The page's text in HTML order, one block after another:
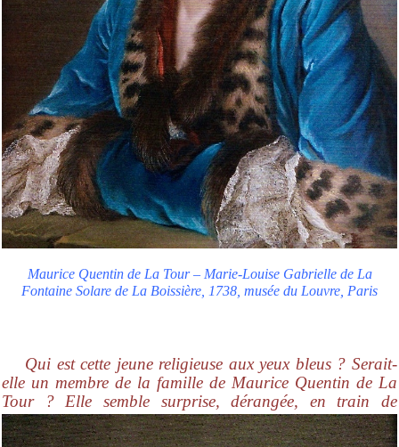
Maurice Quentin de La Tour – Marie-Louise Gabrielle de La
Fontaine Solare de La Boissière, 1738, musée du Louvre, Paris
Qui est cette jeune religieuse aux yeux bleus ? Serait-
elle un membre de la famille de Maurice Quentin de La
Tour ? Elle semble surprise,dérangée, en train de